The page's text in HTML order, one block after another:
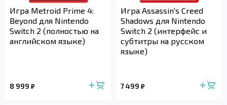
Игра Metroid Prime 4:
Beyond для Nintendo
Switch 2 (полностью на
английском языке)
8 999 ₽
Игра Assassin's Creed
Shadows для Nintendo
Switch 2 (интерфейс и
субтитры на русском
языке)
7 499 ₽